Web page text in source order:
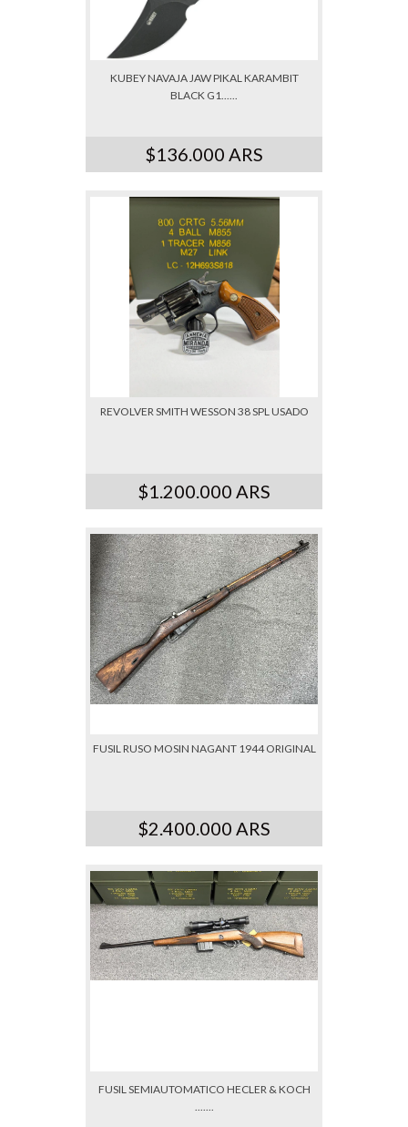
KUBEY NAVAJA JAW PIKAL KARAMBIT
BLACK G1......
$136.000 ARS
REVOLVER SMITH WESSON 38 SPL USADO
$1.200.000 ARS
FUSIL RUSO MOSIN NAGANT 1944 ORIGINAL
$2.400.000 ARS
FUSIL SEMIAUTOMATICO HECLER & KOCH